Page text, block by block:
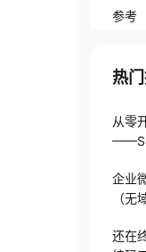
参考
热
从零
企业
（无
还在